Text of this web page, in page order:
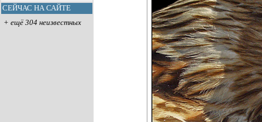
СЕЙЧАС НА САЙТЕ
+ ещё 304 неизвестных